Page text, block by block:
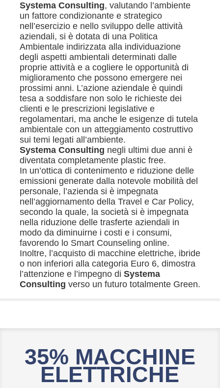
Systema Consulting, valutando l’ambiente
un fattore condizionante e strategico
nell’esercizio e nello sviluppo delle attività
aziendali, si è dotata di una Politica
Ambientale indirizzata alla individuazione
degli aspetti ambientali determinati dalle
proprie attività e a cogliere le opportunità di
miglioramento che possono emergere nei
prossimi anni. L’azione aziendale è quindi
tesa a soddisfare non solo le richieste dei
clienti e le prescrizioni legislative e
regolamentari, ma anche le esigenze di tutela
ambientale con un atteggiamento costruttivo
sui temi legati all’ambiente.
Systema Consulting negli ultimi due anni è
diventata completamente plastic free.
In un’ottica di contenimento e riduzione delle
emissioni generate dalla notevole mobilità del
personale, l’azienda si è impegnata
nell’aggiornamento della Travel e Car Policy,
secondo la quale, la società si è impegnata
nella riduzione delle trasferte aziendali in
modo da diminuirne i costi e i consumi,
favorendo lo Smart Counseling online.
Inoltre, l’acquisto di macchine elettriche, ibride
o non inferiori alla categoria Euro 6, dimostra
l’attenzione e l’impegno di Systema
Consulting verso un futuro totalmente Green.
35% MACCHINE
ELETTRICHE